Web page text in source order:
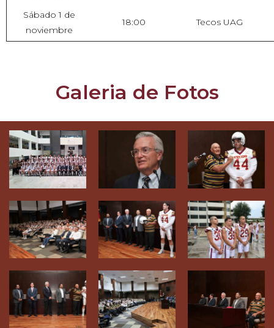
Sábado 1 de
noviembre
18:00 Tecos UAG
Galeria de Fotos